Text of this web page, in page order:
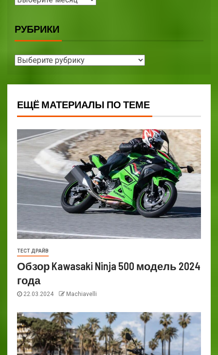
РУБРИКИ
ЕЩЁ МАТЕРИАЛЫ ПО ТЕМЕ
ТЕСТ ДРАЙВ
Обзор Kawasaki Ninja 500 модель 2024
года
22.03.2024 Machiavelli